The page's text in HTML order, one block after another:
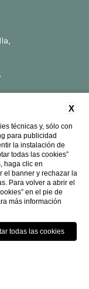
RovaiWeber
X
técnicas y, sólo con
para publicidad
la instalación de
todas las cookies”
haga clic en
el banner y rechazar la
Para volver a abrir el
en el pie de
más información